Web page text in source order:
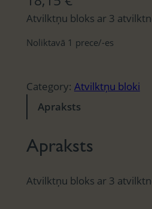
Atvilktņu bloks ar 3
Noliktavā 1 prece/-es
Category: Atvilktņu bloki
Apraksts
Apraksts
Atvilktņu bloks ar 3